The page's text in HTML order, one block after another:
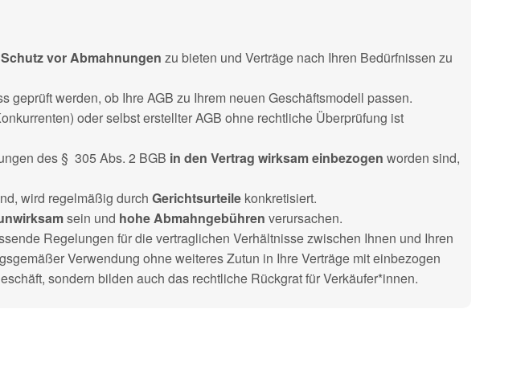
Schutz vor Abmahnungen zu bieten und Verträge nach Ihren Bedürfnissen zu
geprüft werden, ob Ihre AGB zu Ihrem neuen Geschäftsmodell passen.
oder selbst erstellter AGB ohne rechtliche Überprüfung ist
des § 305 Abs. 2 BGB in den Vertrag wirksam einbezogen worden sind,
wird regelmäßig durch Gerichtsurteile konkretisiert.
sein und hohe Abmahngebühren verursachen.
Regelungen für die vertraglichen Verhältnisse zwischen Ihnen und Ihren
Verwendung ohne weiteres Zutun in Ihre Verträge mit einbezogen
sondern bilden auch das rechtliche Rückgrat für Verkäufer*innen.